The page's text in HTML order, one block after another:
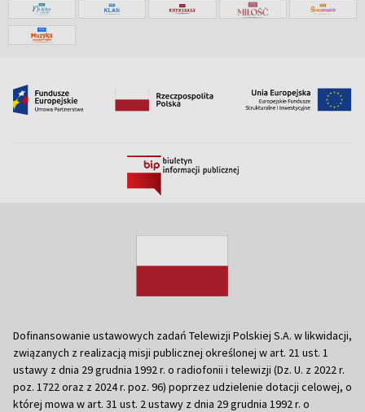
Dofinansowanie ustawowych zadań Telewizji Polskiej S.A. w likwidacji,
związanych z realizacją misji publicznej określonej w art. 21 ust. 1
ustawy z dnia 29 grudnia 1992 r. o radiofonii i telewizji (Dz. U. z 2022 r.
poz. 1722 oraz z 2024 r. poz. 96) poprzez udzielenie dotacji celowej, o
której mowa w art. 31 ust. 2 ustawy z dnia 29 grudnia 1992 r. o